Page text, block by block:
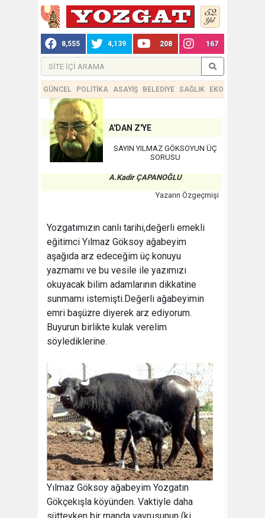
8,555 4,139 208 167
GÜNCEL POLİTİKA ASAYİŞ BELEDİYE SAĞLIK EKONOMİ
A'DAN Z'YE
SAYIN YILMAZ GÖKSOYUN ÜÇ
SORUSU
A.Kadir ÇAPANOĞLU
Yazarın Özgeçmişi
Yozgatımızın canlı tarihi,değerli emekli
eğitimci Yılmaz Göksoy ağabeyim
aşağıda arz edeceğim üç konuyu
yazmamı ve bu vesile ile yazımızı
okuyacak bilim adamlarının dikkatine
sunmamı istemişti.Değerli ağabeyimin
emri başüzre diyerek arz ediyorum.
Buyurun birlikte kulak verelim
söylediklerine.
Yılmaz Göksoy ağabeyim Yozgatın
Gökçekışla köyünden. Vaktiyle daha